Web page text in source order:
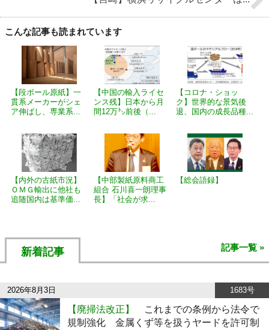
こんな記事も読まれています
【段ボール原紙】一
貫系メーカーがシェ
ア伸ばし、専業系...
【中国の輸入ライセ
ンス残】日本から月
間12万㌧前後（...
【コロナ・ショッ
ク】世界的な景気後
退、国内の成長品種...
【内外の古紙市況】
ＯＭＧ輸出に他社も
追随国内は基準価...
【中部製紙原料商工
組合 石川喜一朗理事
長】「社会が求...
【総会語録】
新着記事 記事一覧 »
2026年8月3日 1683号
【廃掃法改正】
これまでの条例から法令で
規制強化 金属くず等を扱うヤードを許可制